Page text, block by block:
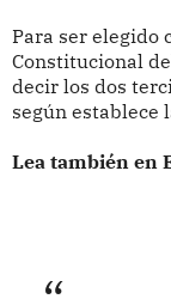
Para ser elegido
Constitucional
decir los dos
según establece
Lea también en